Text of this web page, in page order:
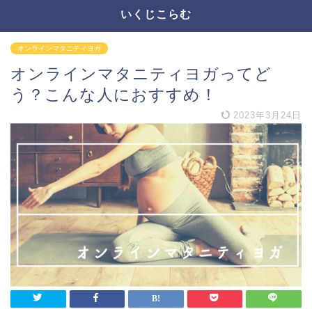
いくじこらむ
オンラインマタニティヨガ
オンラインマタニティヨガってど
う？こんな人におすすめ！
2023年3月24日